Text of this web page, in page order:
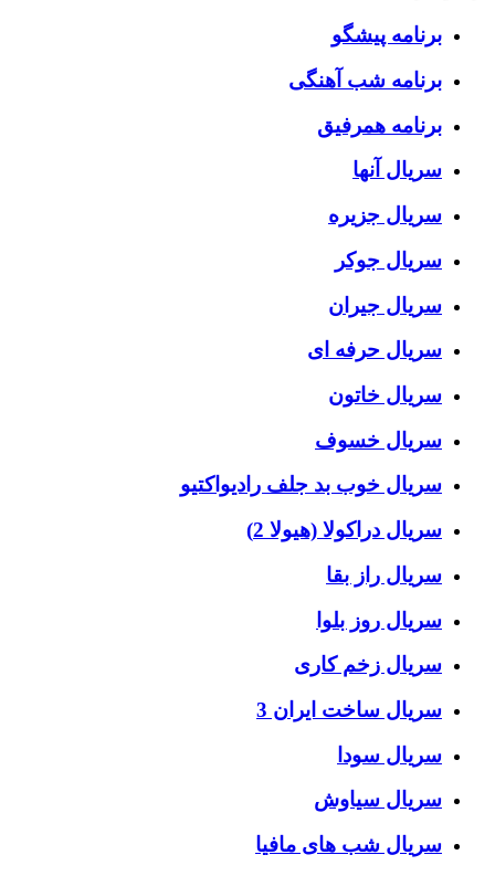
برنامه پیشگو
برنامه شب آهنگی
برنامه همرفیق
سریال آنها
سریال جزیره
سریال جوکر
سریال جیران
سریال حرفه ای
سریال خاتون
سریال خسوف
سریال خوب بد جلف رادیواکتیو
سریال دراکولا (هیولا 2)
سریال راز بقا
سریال روز بلوا
سریال زخم کاری
سریال ساخت ایران 3
سریال سودا
سریال سیاوش
سریال شب های مافیا